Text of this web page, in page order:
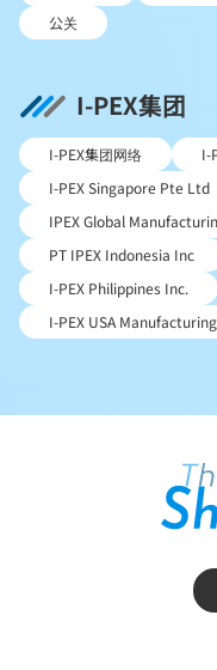
公关
I-PEX集团
I-PEX集团网络
I-
I-PEX Singapore Pte Ltd
IPEX Global
PT IPEX Indonesia Inc
I-PEX Philippines Inc.
I-PEX USA